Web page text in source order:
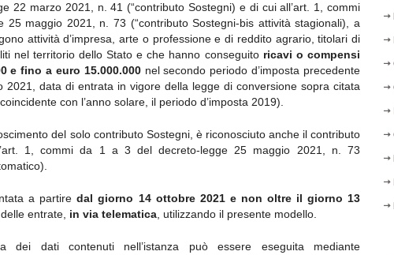
22 marzo 2021, n. 41 (“contributo Sostegni) e di cui all’art. 1, commi
maggio 2021, n. 73 (“contributo Sostegni-bis attività stagionali), a
attività d’impresa, arte o professione e di reddito agrario, titolari di
nel territorio dello Stato e che hanno conseguito ricavi o compensi
e fino a euro 15.000.000 nel secondo periodo d’imposta precedente
2021, data di entrata in vigore della legge di conversione sopra citata
con l’anno solare, il periodo d’imposta 2019).
del solo contributo Sostegni, è riconosciuto anche il contributo
1, commi da 1 a 3 del decreto-legge 25 maggio 2021, n. 73
a partire dal giorno 14 ottobre 2021 e non oltre il giorno 13
delle entrate, in via telematica , utilizzando il presente modello.
dei dati contenuti nell’istanza può essere eseguita mediante